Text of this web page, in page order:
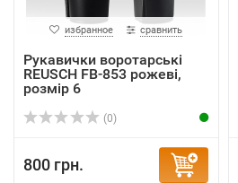
избранное сравнить
Рукавички воротарські
REUSCH FB-853 рожеві,
розмір 6
(0)
800 грн.